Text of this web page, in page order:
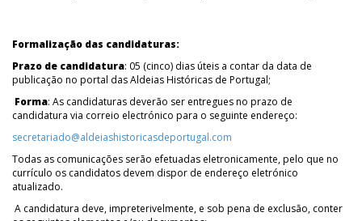
Formalização das candidaturas:
Prazo de candidatura: 05 (cinco) dias úteis a contar da data de
publicação no portal das Aldeias Históricas de Portugal;
Forma: As candidaturas deverão ser entregues no prazo de
candidatura via correio electrónico para o seguinte endereço:
secretariado@aldeiashistoricasdeportugal.com
Todas as comunicações serão efetuadas eletronicamente, pelo que no
currículo os candidatos devem dispor de endereço eletrónico
atualizado.
A candidatura deve, impreterivelmente, e sob pena de exclusão, conter